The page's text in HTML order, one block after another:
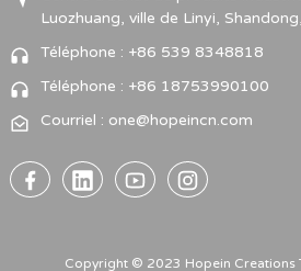
Luozhuang, ville de Linyi,
Téléphone : +86 539 8348818
Téléphone : +86 18753990100
Courriel : one@hopeincn.com
Copyright © 2023 Hopein Creations